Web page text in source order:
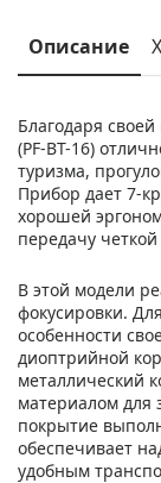
Описание
Благодаря
(PF-BT-16)
туризма,
Прибор дает 7-
хорошей
передачу
В этой модели
фокусировки.
особенности
диоптрийной
металлический
материалом для
покрытие
обеспечивает
удобным